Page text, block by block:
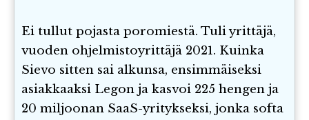
Ei tullut pojasta poromiestä. Tuli yrittäjä,
vuoden ohjelmistoyrittäjä 2021. Kuinka
Sievo sitten sai alkunsa, ensimmäiseksi
asiakkaaksi Legon ja kasvoi 225 hengen ja
20 miljoonan SaaS-yritykseksi, jonka softa